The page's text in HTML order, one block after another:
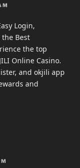
Login,
Best
the top
Online Casino.
and okjili app
and